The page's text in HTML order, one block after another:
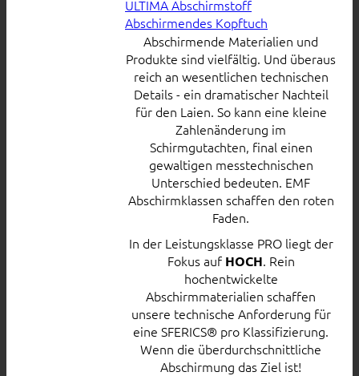
ULTIMA Abschirmstoff
Abschirmendes Kopftuch
Abschirmende Materialien und
Produkte sind vielfältig. Und überaus
reich an wesentlichen technischen
Details - ein dramatischer Nachteil
für den Laien. So kann eine kleine
Zahlenänderung im
Schirmgutachten, final einen
gewaltigen messtechnischen
Unterschied bedeuten. EMF
Abschirmklassen schaffen den roten
Faden.
In der Leistungsklasse PRO liegt der
Fokus auf HOCH. Rein
hochentwickelte
Abschirmmaterialien schaffen
unsere technische Anforderung für
eine SFERICS® pro Klassifizierung.
Wenn die überdurchschnittliche
Abschirmung das Ziel ist!